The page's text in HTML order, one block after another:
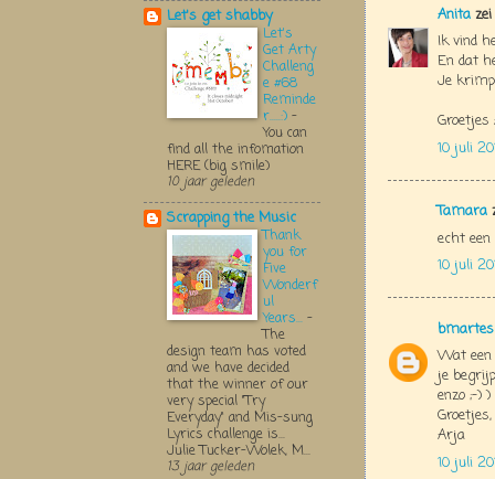
Anita zei
Ik vind
En dat
Je
Groetjes
10 juli
Tamara
echt
10 juli
bmartes
Wat
je
enzo ;-)
Groetjes,
Arja
10 juli
Let's get shabby
Let's
Get Arty
Challeng
e #68
Reminde
r.....:) -
You can
find all the infomation
HERE (big smile)
10 jaar geleden
Scrapping the Music
Thank
you for
Five
Wonderf
ul
Years... -
The
design team has voted
and we have decided
that the winner of our
very special "Try
Everyday" and Mis-sung
Lyrics challenge is...
Julie Tucker-Wolek, M...
13 jaar geleden